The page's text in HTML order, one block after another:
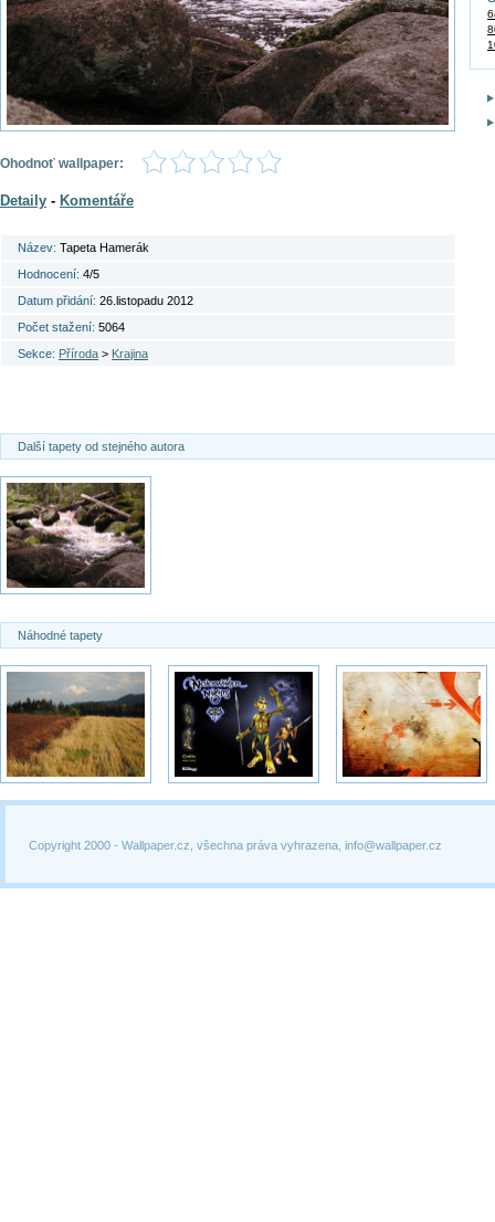
Ohodnoť wallpaper:
Detaily - Komentáře
Název: Tapeta Hamerák
Hodnocení: 4/5
Datum přidání: 26.listopadu 2012
Počet stažení: 5064
Sekce: Příroda > Krajina
Další tapety od stejného autora
Náhodné tapety
Copyright 2000 - Wallpaper.cz, všechna práva vyhrazena, info@wallpaper.cz